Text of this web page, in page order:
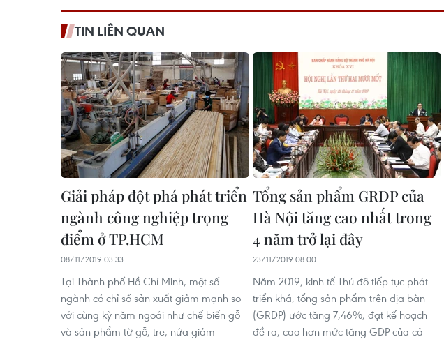
TIN LIÊN QUAN
Giải pháp đột phá phát triển
ngành công nghiệp trọng
điểm ở TP.HCM
08/11/2019 03:33
Tại Thành phố Hồ Chí Minh, một số
ngành có chỉ số sản xuất giảm mạnh so
với cùng kỳ năm ngoái như chế biến gỗ
và sản phẩm từ gỗ, tre, nứa giảm
Tổng sản phẩm GRDP của
Hà Nội tăng cao nhất trong
4 năm trở lại đây
23/11/2019 08:00
Năm 2019, kinh tế Thủ đô tiếp tục phát
triển khá, tổng sản phẩm trên địa bàn
(GRDP) ước tăng 7,46%, đạt kế hoạch
đề ra, cao hơn mức tăng GDP của cả